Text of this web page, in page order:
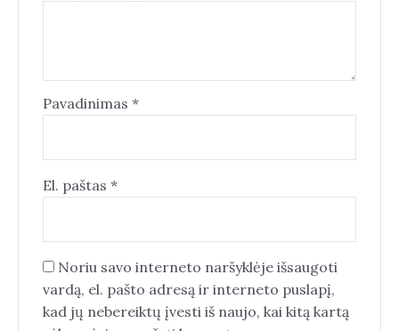
Pavadinimas *
El. paštas *
Noriu savo interneto naršyklėje išsaugoti
vardą, el. pašto adresą ir interneto puslapį,
kad jų nebereiktų įvesti iš naujo, kai kitą kartą